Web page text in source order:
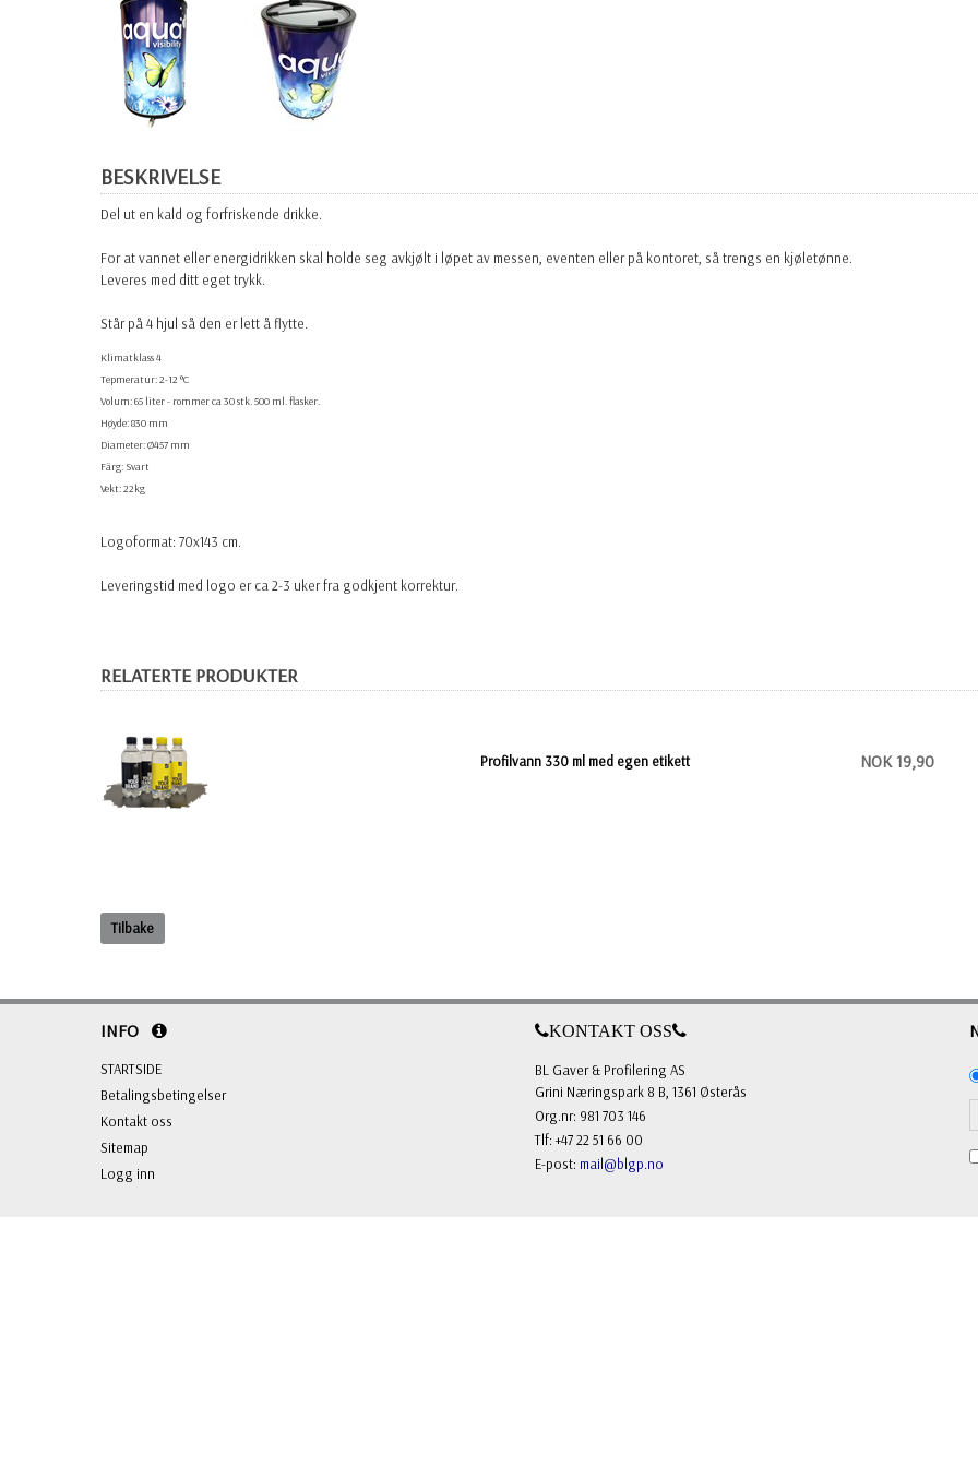
BESKRIVELSE
Del ut en kald og forfriskende drikke.
For at vannet eller energidrikken skal holde seg avkjølt i løpet av messen, eventen eller på kontoret, så trengs en kjøletønne.
Leveres med ditt eget trykk.
Står på 4 hjul så den er lett å flytte.
Klimatklass 4
Tepmeratur: 2-12 °C
Volum: 65 liter - rommer ca 30 stk. 500 ml. flasker.
Høyde: 830 mm
Diameter: Ø457 mm
Färg: Svart
Vekt: 22kg
Logoformat: 70x143 cm.
Leveringstid med logo er ca 2-3 uker fra godkjent korrektur.
RELATERTE PRODUKTER
Profilvann 330 ml med egen etikett NOK 19,90
Tilbake
INFO
STARTSIDE
Betalingsbetingelser
Kontakt oss
Sitemap
Logg inn
KONTAKT OSS
BL Gaver & Profilering AS
Grini Næringspark 8 B, 1361 Østerås
Org.nr: 981 703 146
Tlf: +47 22 51 66 00
E-post: mail@blgp.no